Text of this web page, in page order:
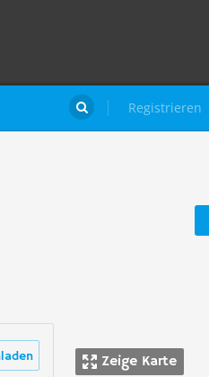
Registrieren

Zeige Karte